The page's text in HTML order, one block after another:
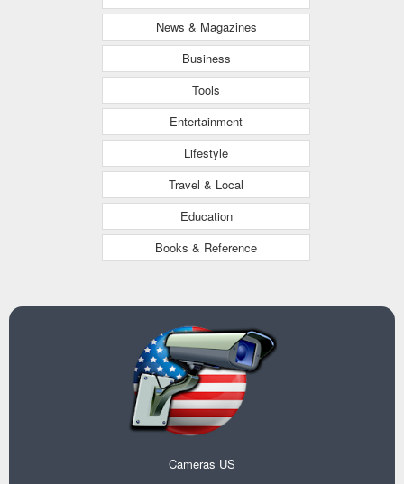
News & Magazines
Business
Tools
Entertainment
Lifestyle
Travel & Local
Education
Books & Reference
Cameras US